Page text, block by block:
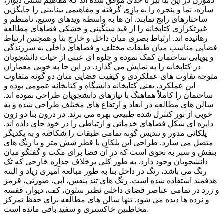
سازه، نما و پنجره را به بازی گرفته و مفاهیمی بینابینی را جایگزین
ساختارهای رایج نمایند. آن ها به واسطه ویدهای وسیع، نامنظم و
غیرتکراری کتابخانه را از قید سنگینی و خشکی فضاهای مطالعه
رهانیده اند. ارتباط بصری میان داخل و خارج بنا و همچنین ارتباط
فضایی مناسب میان طبقات مختلف و فضاهای داخلی به سرزندگی
و پویایی ساختمان کمک نموده و جلوه ای عینی از حیات دانشجویان
در کتابخانه را به نمایش می گذارد. در این جا به خوبی معماران
متوجه تفاوت های عملکردی و کیفیت فضایی میان دو گونه متفاوت
این عملکرد، یعنی کتابخانه دانشگاه و کتابخانه عمومی بوده و
ساختمان را کاملاً هماهنگ با نیازهای دانشجویان طراحی نموده اند.
سالن های مطالعه در ابعاد و ارتفاع های مختلف طراحی شده و به
خوبی از نور کنترل شده طبیعی بهره می برند. در درون بنا دو زون
دایره ای شکل فضاهای خدماتی و ارتباطی را در خود جای داده اند.
پلکانی مدور و تندیس گونه تمامی طبقات را شکافته و به یکدیگر
متصل می سازد. طراحی این پلکان با قطر شش متر و با رنگ های
بنفش و سبز به نحوی است که در آن فضا برای مکث و گفتگو میان
دانشجویان وجود دارد. به طور کلی برخلاف جداره خارجی که تک
رنگ می باشد، رنگ در داخل بنا به طور مبالغه آمیزی زیاد و البته
هدفمند استفاده شده است. رنگ های تند بنفش، آبی، صورتی، قرمز
و زرد در تمامی عناصر فضای داخلی نظیر ستون، کف، دیوار، قفسه
و نرده ها دیده می شود. تنها سالن های مطالعه برای حفظ تمرکز
مخاطبین خاکستری و سفید باقی مانده است.